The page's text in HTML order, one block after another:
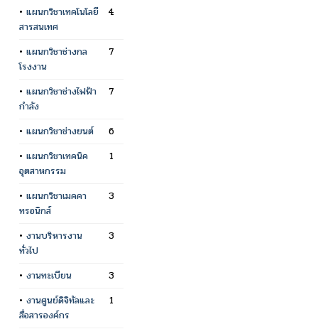
• แผนกวิชาเทคโนโลยี
สารสนเทศ
4
• แผนกวิชาช่างกล
โรงงาน
7
• แผนกวิชาช่างไฟฟ้า
กำลัง
7
• แผนกวิชาช่างยนต์
6
• แผนกวิชาเทคนิค
อุตสาหกรรม
1
• แผนกวิชาเมคคา
ทรอนิกส์
3
• งานบริหารงาน
ทั่วไป
3
• งานทะเบียน
3
• งานศูนย์ดิจิทัลและ
สื่อสารองค์กร
1